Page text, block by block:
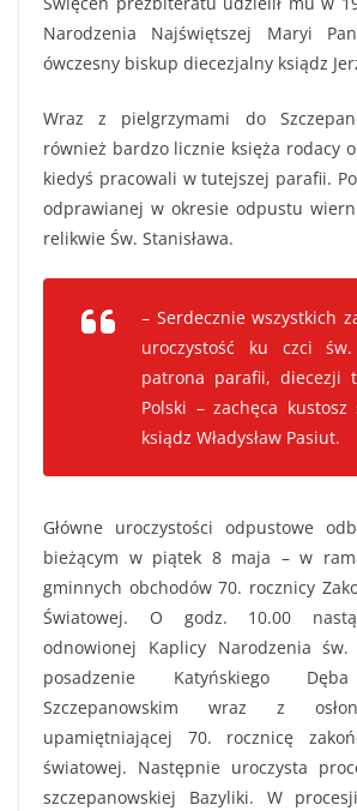
Narodzenia Najświętszej Maryi
ówczesny biskup diecezjalny ksiądz
Wraz z pielgrzymami do
również bardzo licznie księża rodacy
kiedyś pracowali w tutejszej parafii.
odprawianej w okresie odpustu
relikwie Św. Stanisława.
– Serdecznie wszystkich
uroczystość ku czci św.
patrona parafii, diecezji
Polski – zachęca kustosz
ksiądz Władysław Pasiut.
Główne uroczystości odpustowe
bieżącym w piątek 8 maja – w
gminnych obchodów 70. rocznicy
Światowej. O godz. 10.00
odnowionej Kaplicy Narodzenia św.
posadzenie Katyńskiego
Szczepanowskim wraz z
upamiętniającej 70. rocznicę
światowej. Następnie uroczysta
szczepanowskiej Bazyliki. W